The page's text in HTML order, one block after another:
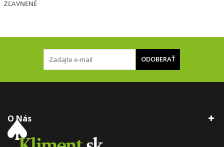
ZĽAVNENÉ
O Nás
ODOBERAŤ